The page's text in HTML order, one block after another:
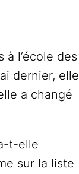
l’école des
dernier, elle
a changé
t-elle
sur la liste